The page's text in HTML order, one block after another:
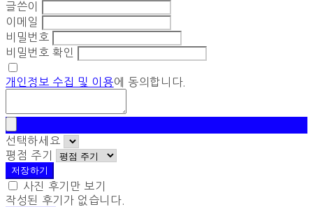
글쓴이
이메일
비밀번호
비밀번호 확인
개인정보 수집 및 이용에 동의합니다.
선택하세요
평점 주기
저장하기
사진 후기만 보기
작성된 후기가 없습니다.